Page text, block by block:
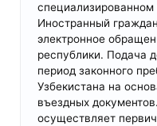
Иностранный
электронное
республики. Подача
период законного
Узбекистана на
въездных
осуществляет